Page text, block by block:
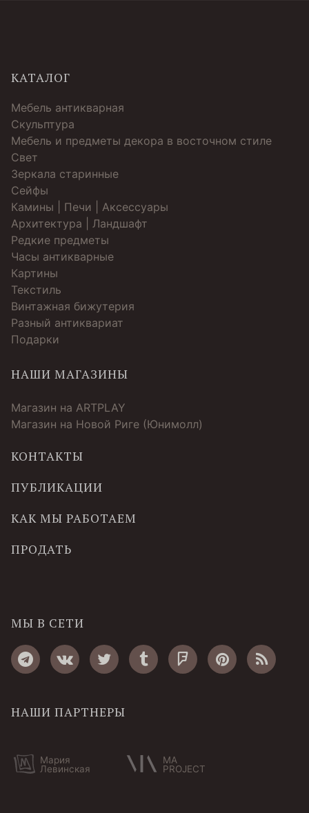
КАТАЛОГ
Мебель антикварная
Скульптура
Мебель и предметы декора в восточном стиле
Свет
Зеркала старинные
Cейфы
Камины | Печи | Аксессуары
Архитектура | Ландшафт
Редкие предметы
Часы антикварные
Картины
Текстиль
Винтажная бижутерия
Разный антиквариат
Подарки
НАШИ МАГАЗИНЫ
Магазин на ARTPLAY
Магазин на Новой Риге (Юнимолл)
КОНТАКТЫ
ПУБЛИКАЦИИ
КАК МЫ РАБОТАЕМ
ПРОДАТЬ
МЫ В СЕТИ
НАШИ ПАРТНЕРЫ
Мария
Левинская
MA
PROJECT